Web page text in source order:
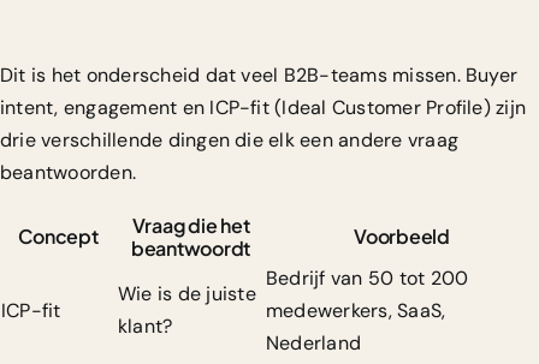
Dit is het onderscheid dat veel B2B-teams missen. Buyer
intent, engagement en ICP-fit (Ideal Customer Profile) zijn
drie verschillende dingen die elk een andere vraag
beantwoorden.
Concept
Vraag die het
beantwoordt
Voorbeeld
ICP-fit
Wie is de juiste
klant?
Bedrijf van 50 tot 200
medewerkers, SaaS,
Nederland